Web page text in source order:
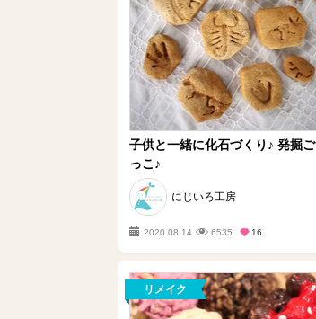
子供と一緒に化石づくり♪ 発掘ご
っこ♪
にじいろ工房
2020.08.14 6535 16
リメイク